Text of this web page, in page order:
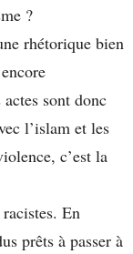
?
rhétorique bien
sont donc
l’islam et les
c’est la
En
prêts à passer à